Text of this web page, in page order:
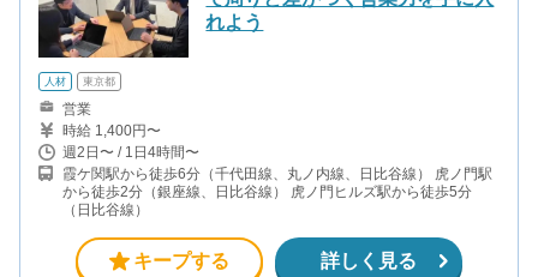
れよう
人材 東京都
営業
時給 1,400円〜
週2日〜 / 1日4時間〜
霞ケ関駅から徒歩6分（千代田線、丸ノ内線、日比谷線） 虎ノ門駅
から徒歩2分（銀座線、日比谷線） 虎ノ門ヒルズ駅から徒歩5分
（日比谷線）
キープする 詳しく見る